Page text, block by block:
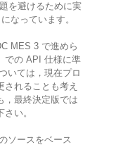
を避けるために実
なっています。
MES 3 で進めら
での API 仕様に準
いては，現在プロ
れることも考え
，最終決定版では
い。
ソースをベース